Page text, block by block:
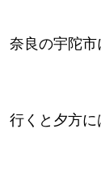
奈良の宇陀市
行くと夕方に